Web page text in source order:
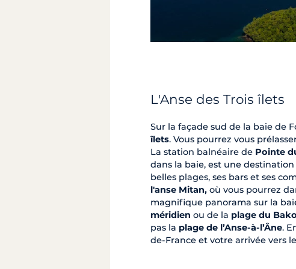
L'Anse des Trois îlets
Sur la façade sud de la baie de
îlets. Vous pourrez vous
La station balnéaire de Pointe
dans la baie, est une
belles plages, ses bars et ses
l'anse Mitan, où vous pourrez
magnifique panorama sur la
méridien ou de la plage du
pas la plage de l’Anse-à-l’Âne.
de-France et votre arrivée vers